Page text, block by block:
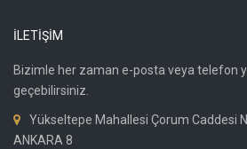
İLETİŞİM
Bizimle her zaman e-posta veya telefon
geçebilirsiniz.
Yükseltepe Mahallesi Çorum Caddesi
ANKARA 8